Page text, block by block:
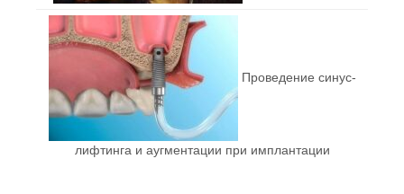
Проведение синус-
лифтинга и аугментации при имплантации